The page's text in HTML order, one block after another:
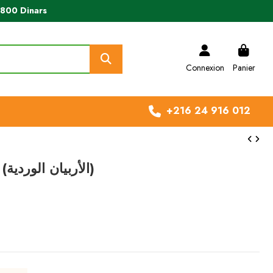
Dinars
Connexion Panier
+216 24 916 012
Anthemis frutescens (الأربيان الوردية)